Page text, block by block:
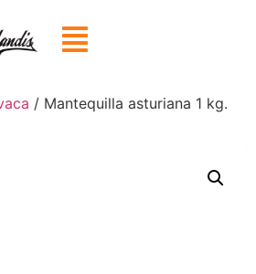
/ Mantequilla asturiana 1 kg.